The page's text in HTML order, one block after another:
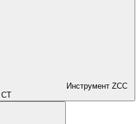
Инструмент ZCС
CT